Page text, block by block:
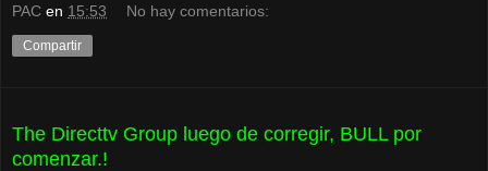
PAC en 15:53 No hay comentarios:
Compartir
The Directtv Group luego de corregir, BULL por
comenzar.!